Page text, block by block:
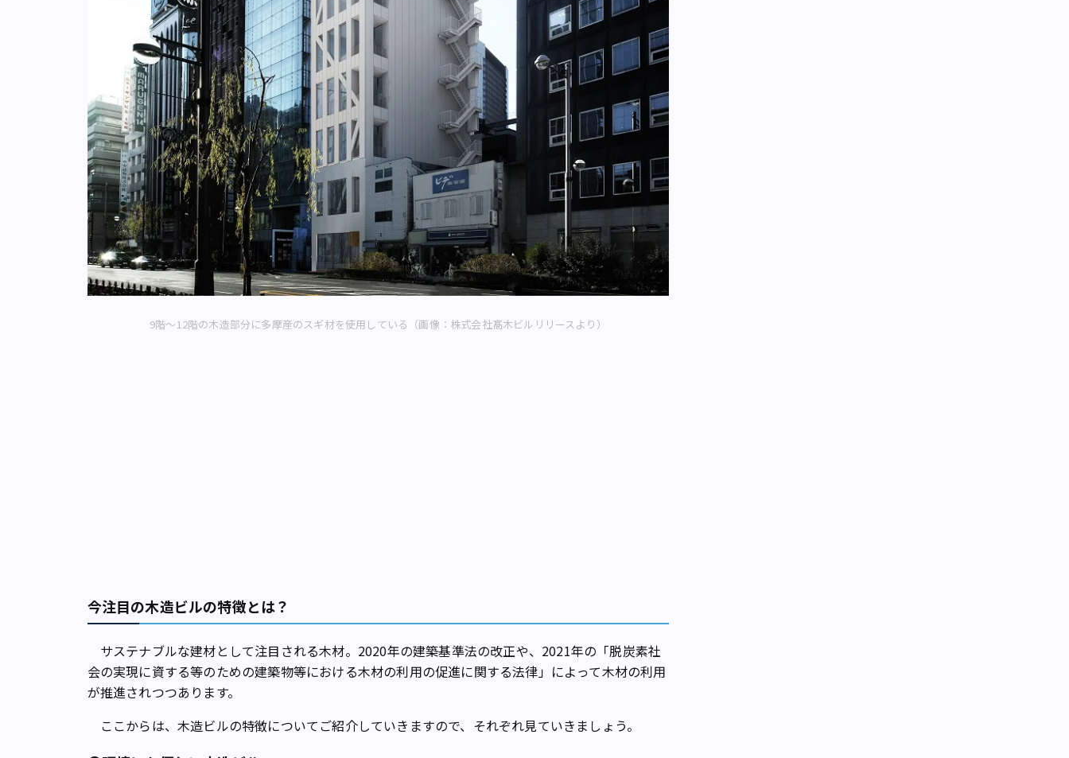
9階～12階の木造部分に多摩産のスギ材を使用している（画像：株式会社髙木ビルリリースより）
今注目の木造ビルの特徴とは？
サステナブルな建材として注目される木材。2020年の建築基準法の改正や、2021年の「脱炭素社
会の実現に資する等のための建築物等における木材の利用の促進に関する法律」によって木材の利用
が推進されつつあります。
ここからは、木造ビルの特徴についてご紹介していきますので、それぞれ見ていきましょう。